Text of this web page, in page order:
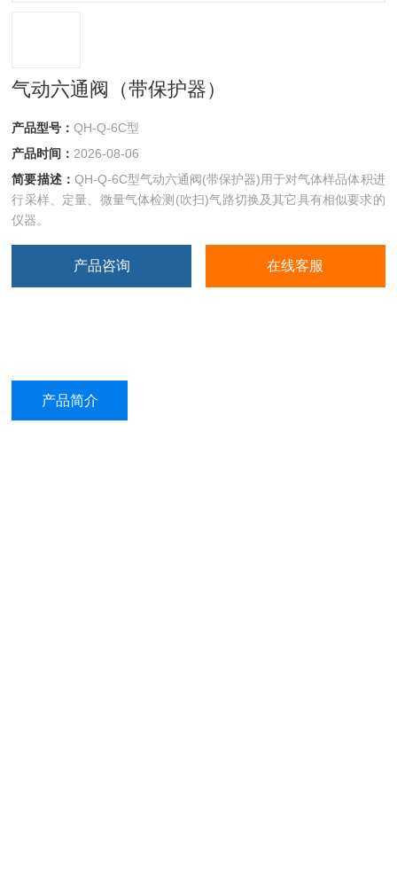
气动六通阀（带保护器）
产品型号：QH-Q-6C型
产品时间： 2026-08-06
简要描述： QH-Q-6C型气动六通阀(带保护器)用于对气体样品体积进
行采样、定量、微量气体检测(吹扫)气路切换及其它具有相似要求的
仪器。
产品咨询 在线客服
产品简介